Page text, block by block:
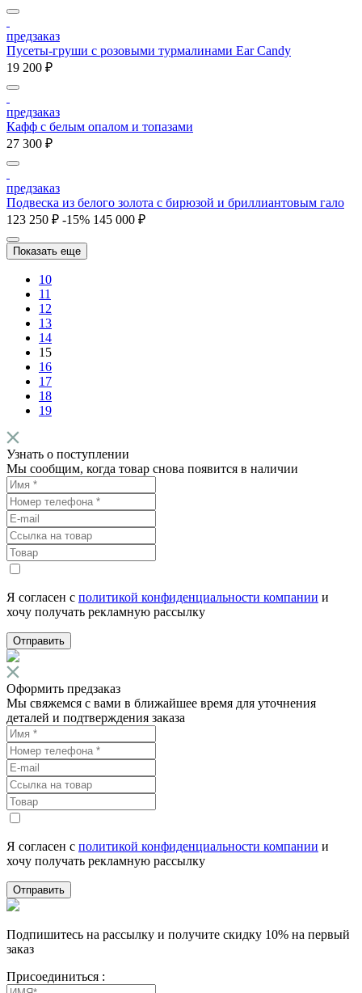
предзаказ
Пусеты-груши с розовыми турмалинами Ear Candy
19 200 ₽
предзаказ
Кафф с белым опалом и топазами
27 300 ₽
предзаказ
Подвеска из белого золота с бирюзой и бриллиантовым гало
123 250 ₽ -15% 145 000 ₽
Показать еще
10
11
12
13
14
15
16
17
18
19
Узнать о поступлении
Мы сообщим, когда товар снова появится в наличии
Я согласен с политикой конфиденциальности компании и
хочу получать рекламную рассылку
Отправить
Оформить предзаказ
Мы свяжемся с вами в ближайшее время для уточнения
деталей и подтверждения заказа
Я согласен с политикой конфиденциальности компании и
хочу получать рекламную рассылку
Отправить
Подпишитесь на рассылку и получите скидку 10% на первый
заказ
Присоединиться :